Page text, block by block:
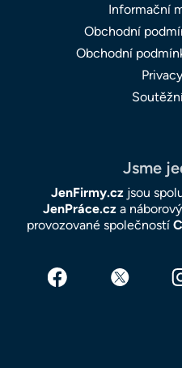
Informační
Obchodní
Obchodní
Jsme
JenFirmy.czjsou
JenPráce.cza
provozované společností